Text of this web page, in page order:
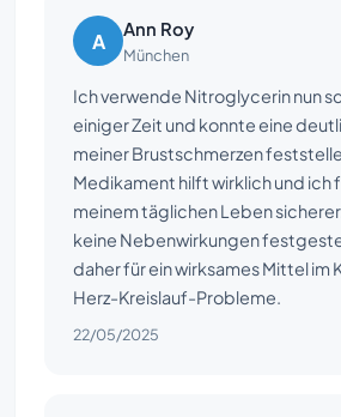
A Ann Roy
München
Ich verwende Nitroglycerin nun
einiger Zeit und konnte eine
meiner Brustschmerzen
Medikament hilft wirklich und ich
meinem täglichen Leben
keine Nebenwirkungen
daher für ein wirksames Mittel im
Herz-Kreislauf-Probleme.
22/05/2025